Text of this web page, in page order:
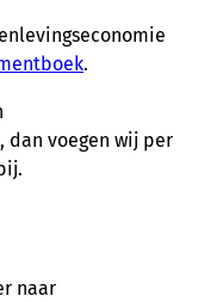
.
dan voegen wij per
naar